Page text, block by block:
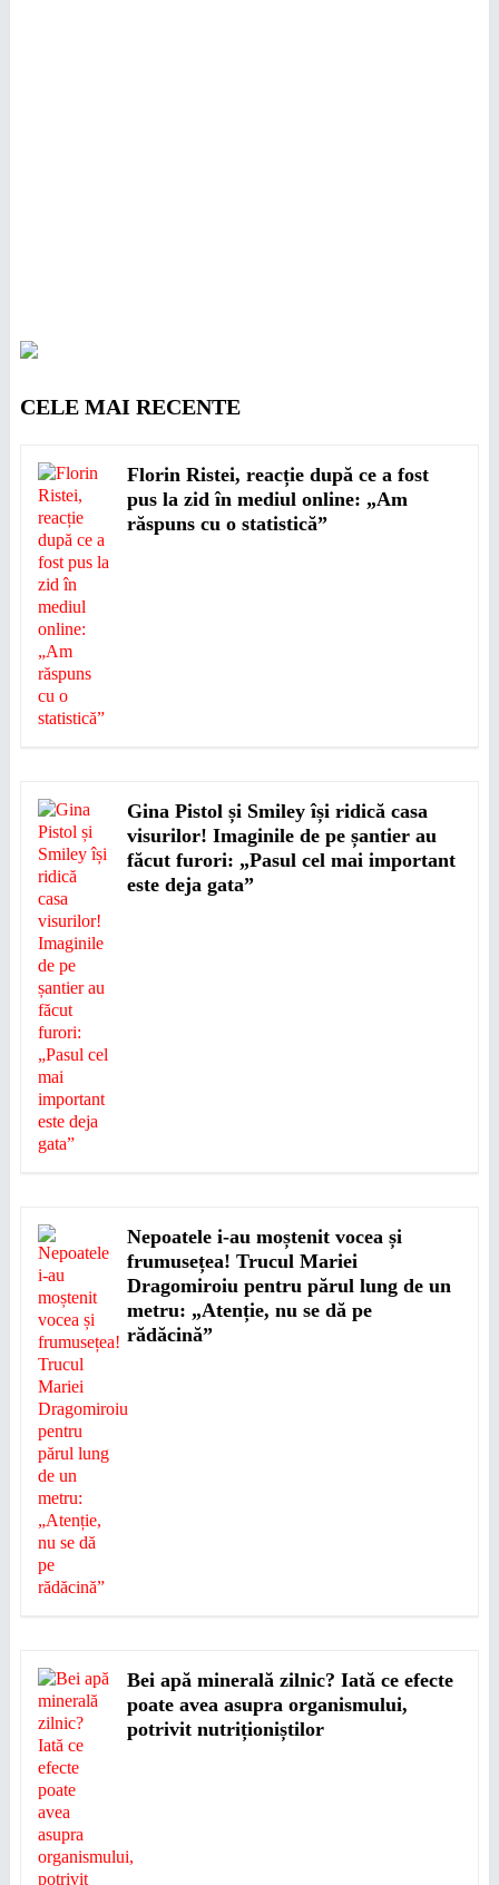
CELE MAI RECENTE
Florin Ristei, reacție după ce a fost
pus la zid în mediul online: „Am
răspuns cu o statistică”
Gina Pistol și Smiley își ridică casa
visurilor! Imaginile de pe șantier au
făcut furori: „Pasul cel mai important
este deja gata”
Nepoatele i-au moștenit vocea și
frumusețea! Trucul Mariei
Dragomiroiu pentru părul lung de un
metru: „Atenție, nu se dă pe
rădăcină”
Bei apă minerală zilnic? Iată ce efecte
poate avea asupra organismului,
potrivit nutriționiștilor